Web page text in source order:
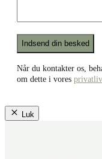
om?
*Recaptcha
Når du kontakter os,
om dette i vores
Luk